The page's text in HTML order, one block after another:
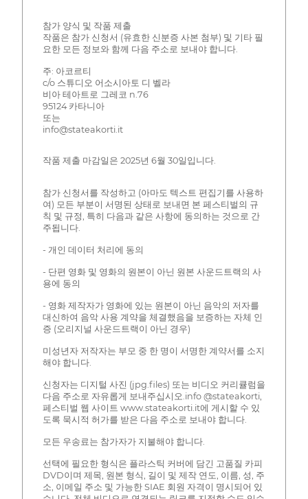
참가 양식 및 작품 제출
작품은 참가 신청서 (유효한 신분증 사본 첨부) 및 기타 필
요한 모든 정보와 함께 다음 주소로 보내야 합니다.
주: 아코르티
c/o 스튜디오 어소시아토 디 벨라
비아 테아트로 그레코 n.76
95124 카타니아
또는
info@stateakorti.it
작품 제출 마감일은 2025년 6월 30일입니다.
참가 신청서를 작성하고 (아마도 텍스트 편집기를 사용하
여) 모든 부분이 서명된 상태로 보내면 본 페스티벌의 규
칙 및 규정, 특히 다음과 같은 사항에 동의하는 것으로 간
주됩니다.
- 개인 데이터 처리에 동의
- 단편 영화 및 영화의 원본이 아닌 원본 사운드트랙의 사
용에 동의
- 영화 제작자가 영화에 있는 원본이 아닌 음악의 저자를
대신하여 음악 사용 계약을 체결했음을 보증하는 자체 인
증 (오리지널 사운드트랙이 아닌 경우)
미성년자 저작자는 부모 중 한 명이 서명한 계약서를 소지
해야 합니다.
신청자는 디지털 사진 (jpg.files) 또는 비디오 커리큘럼을
다음 주소로 자유롭게 보내주십시오.info @stateakorti,
페스티벌 웹 사이트 www.stateakorti.it에 게시할 수 있
도록 묵시적 허가를 받은 다음 주소로 보내야 합니다.
모든 우송료는 참가자가 지불해야 합니다.
선택에 필요한 형식은 플라스틱 커버에 담긴 고품질 카피
DVD이며 제목, 원본 형식, 길이 및 제작 연도, 이름, 성, 주
소, 이메일 주소 및 가능한 SIAE 회원 자격이 명시되어 있